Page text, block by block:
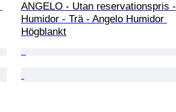
ANGELO - Utan reservationspris -
Humidor - Trä - Angelo Humidor
Högblankt